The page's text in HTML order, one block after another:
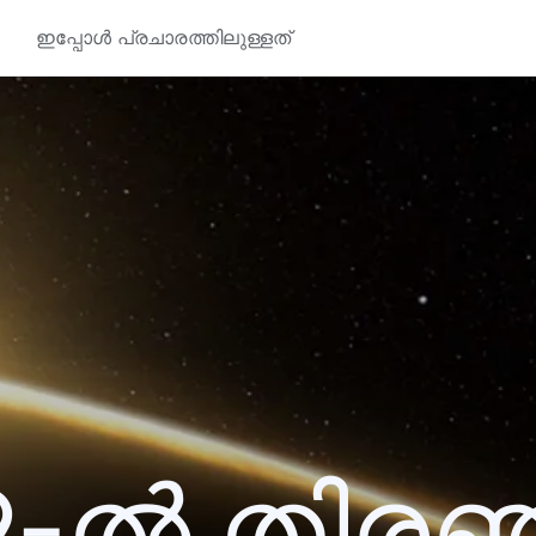
ഇപ്പോൾ പ്രചാരത്തിലുള്ളത്